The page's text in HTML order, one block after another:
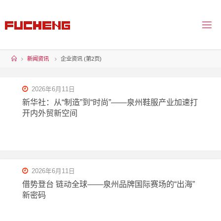
新闻资讯 企业资讯(第2页)
2026年6月11日
新华社：从“制造”到“时尚”——泉州鞋服产业加速打
开内外贸新空间
2026年6月11日
借势登台 链动全球——泉州品牌国际赛场的“出海”
新密码